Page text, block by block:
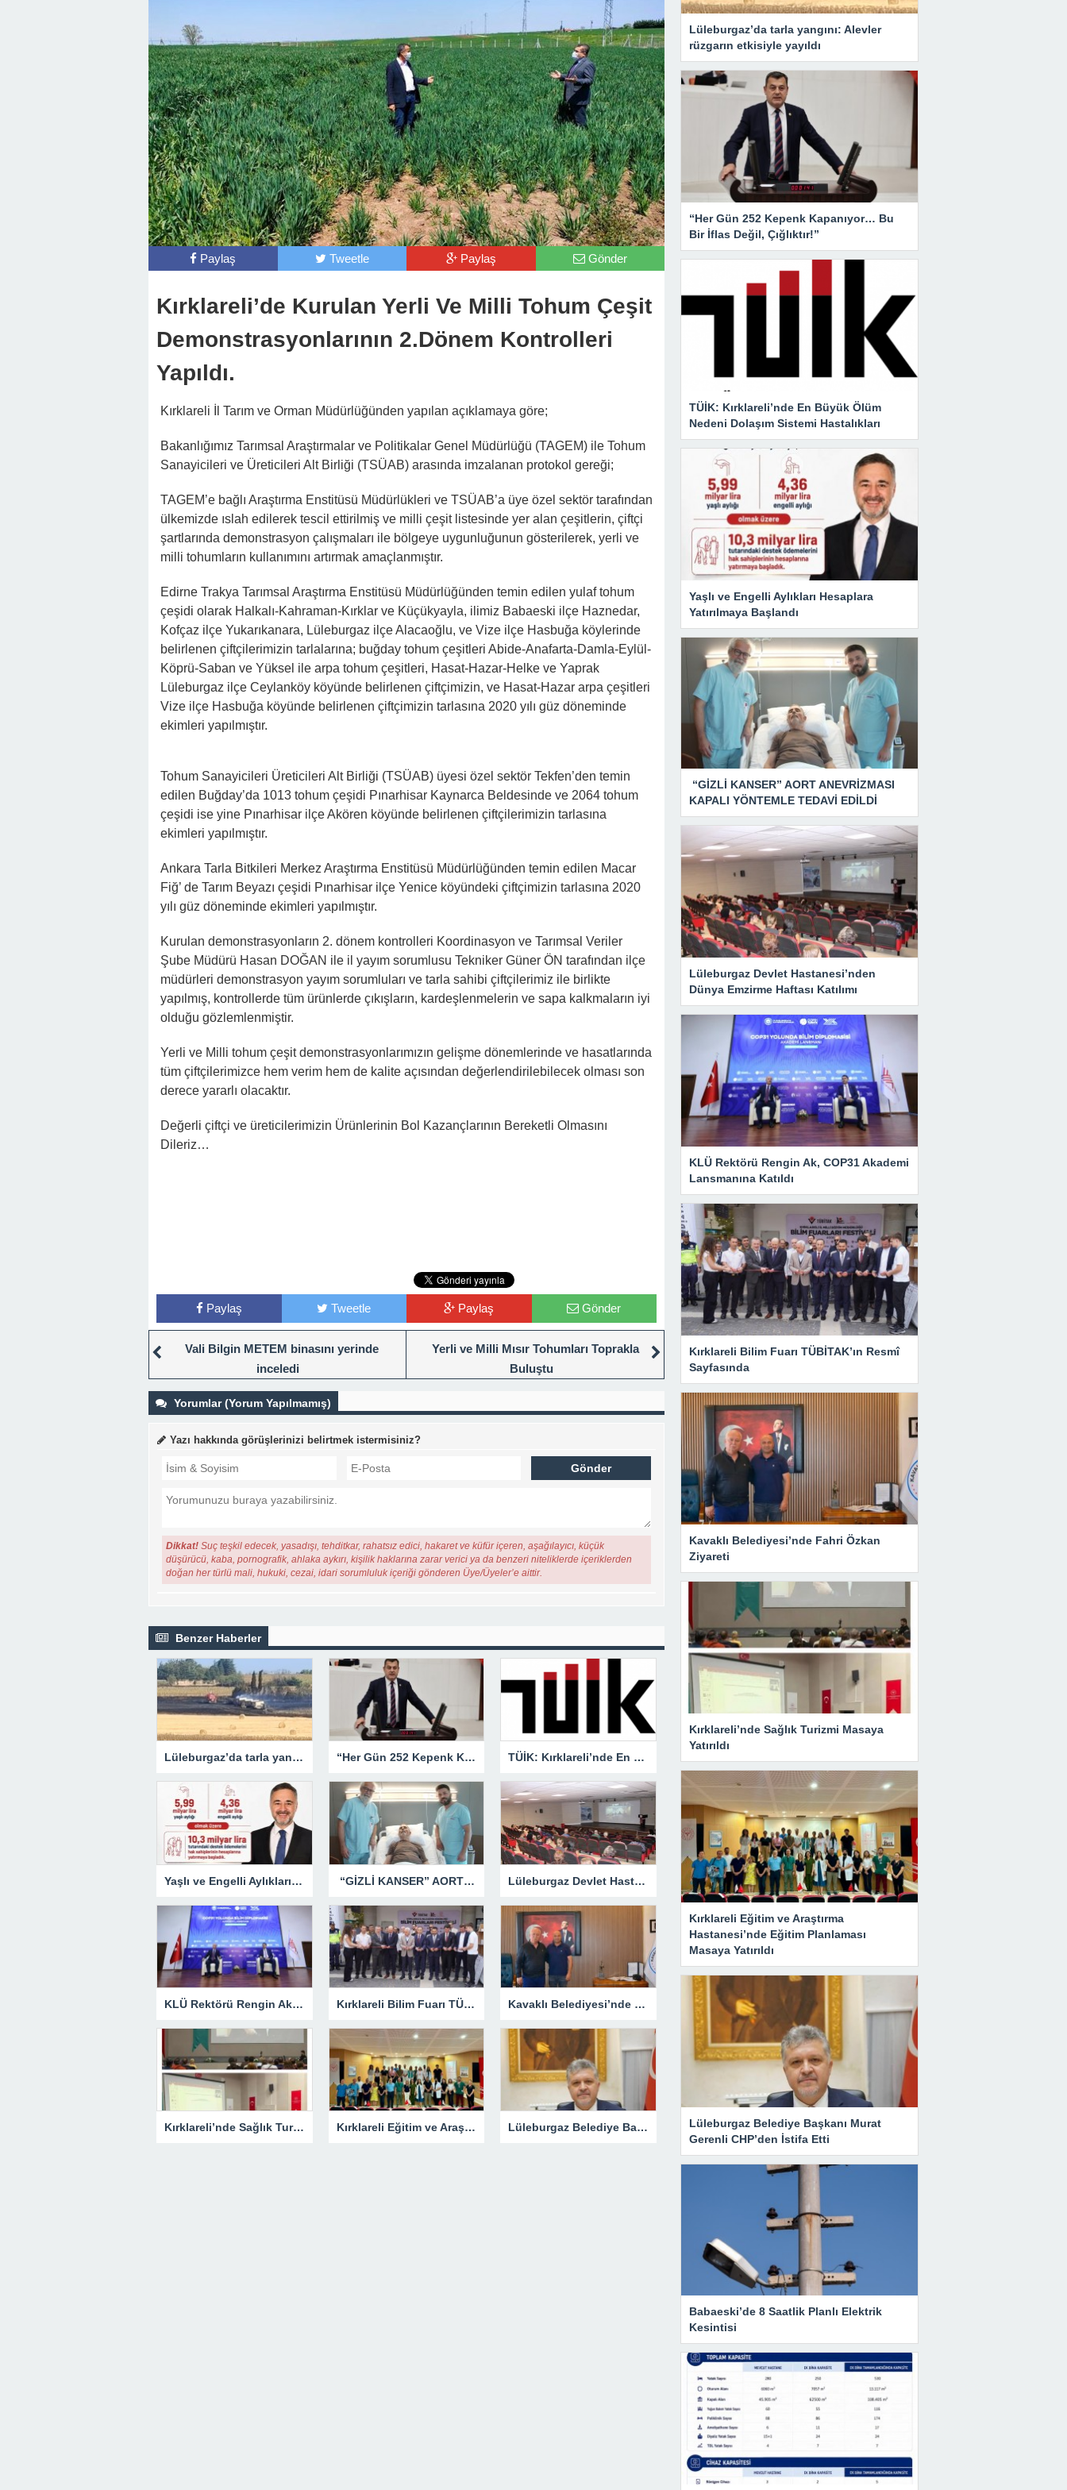
Paylaş Tweetle Paylaş Gönder
Kırklareli’de Kurulan Yerli Ve Milli Tohum Çeşit
Demonstrasyonlarının 2.Dönem Kontrolleri
Yapıldı.
Kırklareli İl Tarım ve Orman Müdürlüğünden yapılan açıklamaya göre;
Bakanlığımız Tarımsal Araştırmalar ve Politikalar Genel Müdürlüğü (TAGEM) ile Tohum
Sanayicileri ve Üreticileri Alt Birliği (TSÜAB) arasında imzalanan protokol gereği;
TAGEM’e bağlı Araştırma Enstitüsü Müdürlükleri ve TSÜAB’a üye özel sektör tarafından
ülkemizde ıslah edilerek tescil ettirilmiş ve milli çeşit listesinde yer alan çeşitlerin, çiftçi
şartlarında demonstrasyon çalışmaları ile bölgeye uygunluğunun gösterilerek, yerli ve
milli tohumların kullanımını artırmak amaçlanmıştır.
Edirne Trakya Tarımsal Araştırma Enstitüsü Müdürlüğünden temin edilen yulaf tohum
çeşidi olarak Halkalı-Kahraman-Kırklar ve Küçükyayla, ilimiz Babaeski ilçe Haznedar,
Kofçaz ilçe Yukarıkanara, Lüleburgaz ilçe Alacaoğlu, ve Vize ilçe Hasbuğa köylerinde
belirlenen çiftçilerimizin tarlalarına; buğday tohum çeşitleri Abide-Anafarta-Damla-Eylül-
Köprü-Saban ve Yüksel ile arpa tohum çeşitleri, Hasat-Hazar-Helke ve Yaprak
Lüleburgaz ilçe Ceylanköy köyünde belirlenen çiftçimizin, ve Hasat-Hazar arpa çeşitleri
Vize ilçe Hasbuğa köyünde belirlenen çiftçimizin tarlasına 2020 yılı güz döneminde
ekimleri yapılmıştır.
Tohum Sanayicileri Üreticileri Alt Birliği (TSÜAB) üyesi özel sektör Tekfen’den temin
edilen Buğday’da 1013 tohum çeşidi Pınarhisar Kaynarca Beldesinde ve 2064 tohum
çeşidi ise yine Pınarhisar ilçe Akören köyünde belirlenen çiftçilerimizin tarlasına
ekimleri yapılmıştır.
Ankara Tarla Bitkileri Merkez Araştırma Enstitüsü Müdürlüğünden temin edilen Macar
Fiğ’ de Tarım Beyazı çeşidi Pınarhisar ilçe Yenice köyündeki çiftçimizin tarlasına 2020
yılı güz döneminde ekimleri yapılmıştır.
Kurulan demonstrasyonların 2. dönem kontrolleri Koordinasyon ve Tarımsal Veriler
Şube Müdürü Hasan DOĞAN ile il yayım sorumlusu Tekniker Güner ÖN tarafından ilçe
müdürleri demonstrasyon yayım sorumluları ve tarla sahibi çiftçilerimiz ile birlikte
yapılmış, kontrollerde tüm ürünlerde çıkışların, kardeşlenmelerin ve sapa kalkmaların iyi
olduğu gözlemlenmiştir.
Yerli ve Milli tohum çeşit demonstrasyonlarımızın gelişme dönemlerinde ve hasatlarında
tüm çiftçilerimizce hem verim hem de kalite açısından değerlendirilebilecek olması son
derece yararlı olacaktır.
Değerli çiftçi ve üreticilerimizin Ürünlerinin Bol Kazançlarının Bereketli Olmasını
Dileriz…
Paylaş Tweetle Paylaş Gönder
Vali Bilgin METEM binasını yerinde
inceledi
Yerli ve Milli Mısır Tohumları Toprakla
Buluştu
Yorumlar (Yorum Yapılmamış)
Yazı hakkında görüşlerinizi belirtmek istermisiniz?
Dikkat! Suç teşkil edecek, yasadışı, tehditkar, rahatsız edici, hakaret ve küfür içeren, aşağılayıcı, küçük
düşürücü, kaba, pornografik, ahlaka aykırı, kişilik haklarına zarar verici ya da benzeri niteliklerde içeriklerden
doğan her türlü mali, hukuki, cezai, idari sorumluluk içeriği gönderen Üye/Üyeler’e aittir.
Benzer Haberler
Lüleburgaz’da tarla yangını: Alevler rüzgarın etkisiyle yayıldı “Her Gün 252 Kepenk Kapanıyor… Bu Bir İflas Değil, Çığlıktır!” TÜİK: Kırklareli’nde En Büyük Ölüm Nedeni Dolaşım Sistemi Hastalıkları
Yaşlı ve Engelli Aylıkları Hesaplara Yatırılmaya Başlandı “GİZLİ KANSER” AORT ANEVRİZMASI KAPALI YÖNTEMLE TEDAVİ EDİLDİ Lüleburgaz Devlet Hastanesi’nden Dünya Emzirme Haftası Katılımı
KLÜ Rektörü Rengin Ak, COP31 Akademi Lansmanına Katıldı Kırklareli Bilim Fuarı TÜBİTAK’ın Resmî Sayfasında Kavaklı Belediyesi’nde Fahri Özkan Ziyareti
Kırklareli’nde Sağlık Turizmi Masaya Yatırıldı Kırklareli Eğitim ve Araştırma Hastanesi’nde Eğitim Planlaması Masaya Yatırıldı Lüleburgaz Belediye Başkanı Murat Gerenli CHP’den İstifa Etti
Lüleburgaz’da tarla yangını: Alevler
rüzgarın etkisiyle yayıldı
“Her Gün 252 Kepenk Kapanıyor… Bu
Bir İflas Değil, Çığlıktır!”
TÜİK: Kırklareli’nde En Büyük Ölüm
Nedeni Dolaşım Sistemi Hastalıkları
Yaşlı ve Engelli Aylıkları Hesaplara
Yatırılmaya Başlandı
“GİZLİ KANSER” AORT ANEVRİZMASI
KAPALI YÖNTEMLE TEDAVİ EDİLDİ
Lüleburgaz Devlet Hastanesi’nden
Dünya Emzirme Haftası Katılımı
KLÜ Rektörü Rengin Ak, COP31 Akademi
Lansmanına Katıldı
Kırklareli Bilim Fuarı TÜBİTAK’ın Resmî
Sayfasında
Kavaklı Belediyesi’nde Fahri Özkan
Ziyareti
Kırklareli’nde Sağlık Turizmi Masaya
Yatırıldı
Kırklareli Eğitim ve Araştırma
Hastanesi’nde Eğitim Planlaması
Masaya Yatırıldı
Lüleburgaz Belediye Başkanı Murat
Gerenli CHP’den İstifa Etti
Babaeski’de 8 Saatlik Planlı Elektrik
Kesintisi